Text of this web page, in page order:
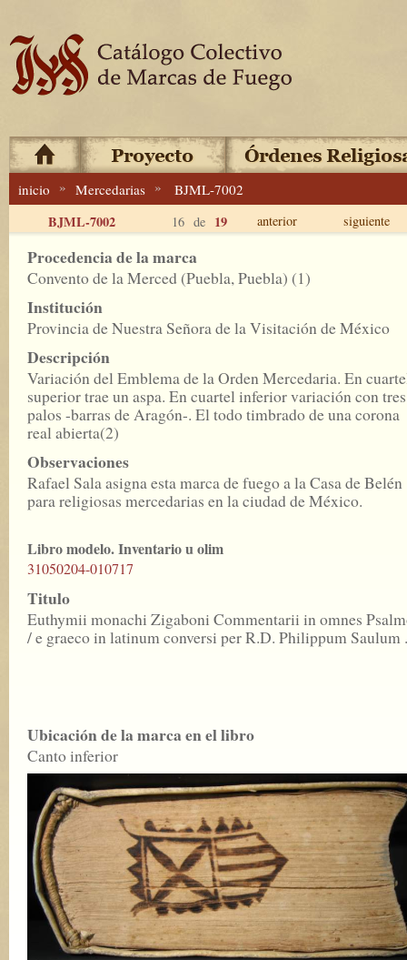
inicio » Mercedarias » BJML-7002
BJML-7002 16 de 19 anterior siguiente
Procedencia de la marca
Convento de la Merced (Puebla, Puebla) (1)
Institución
Provincia de Nuestra Señora de la Visitación de México
Descripción
Variación del Emblema de la Orden Mercedaria. En
superior trae un aspa. En cuartel inferior variación con tres
palos -barras de Aragón-. El todo timbrado de una corona
real abierta(2)
Observaciones
Rafael Sala asigna esta marca de fuego a la Casa de Belén
para religiosas mercedarias en la ciudad de México.
Libro modelo. Inventario u olim
31050204-010717
Titulo
Euthymii monachi Zigaboni Commentarii in omnes
/ e graeco in latinum conversi per R.D. Philippum Saulum
Ubicación de la marca en el libro
Canto inferior